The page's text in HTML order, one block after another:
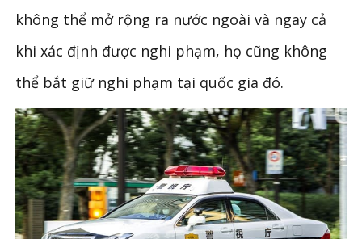
không thể mở rộng ra nước ngoài và ngay cả
khi xác định được nghi phạm, họ cũng không
thể bắt giữ nghi phạm tại quốc gia đó.